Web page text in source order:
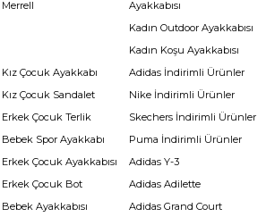
Merrell
Ayakkabısı
Kadın Outdoor Ayakkabısı
Kadın Koşu Ayakkabısı
Kız Çocuk Ayakkabı
Kız Çocuk Sandalet
Erkek Çocuk Terlik
Bebek Spor Ayakkabı
Erkek Çocuk Ayakkabısı
Erkek Çocuk Bot
Bebek Ayakkabısı
Adidas İndirimli Ürünler
Nike İndirimli Ürünler
Skechers İndirimli Ürünler
Puma İndirimli Ürünler
Adidas Y-3
Adidas Adilette
Adidas Grand Court